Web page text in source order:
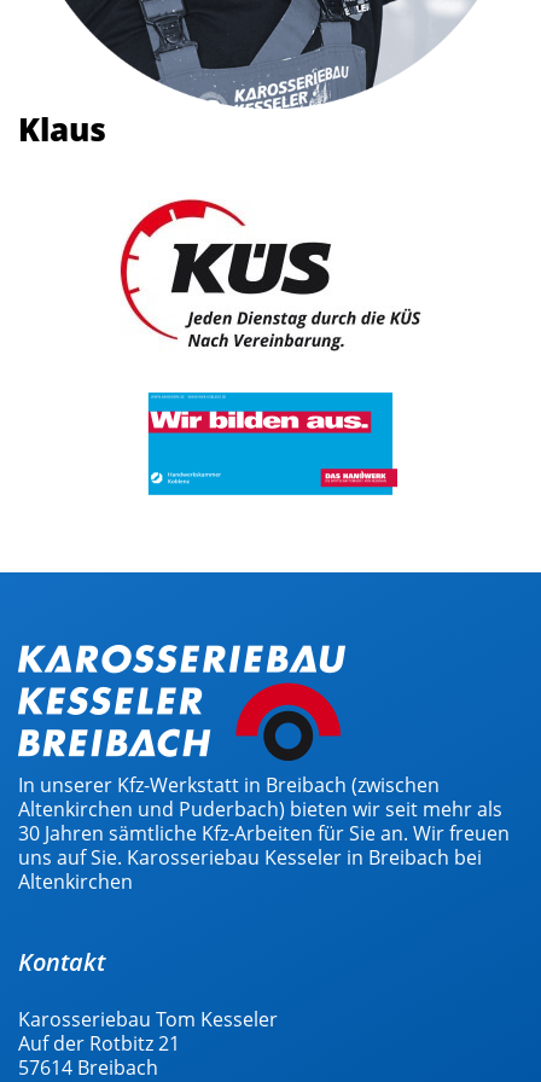
Klaus
In unserer Kfz-Werkstatt in Breibach (zwischen
Altenkirchen und Puderbach) bieten wir seit mehr als
30 Jahren sämtliche Kfz-Arbeiten für Sie an. Wir freuen
uns auf Sie. Karosseriebau Kesseler in Breibach bei
Altenkirchen
Kontakt
Karosseriebau Tom Kesseler
Auf der Rotbitz 21
57614 Breibach